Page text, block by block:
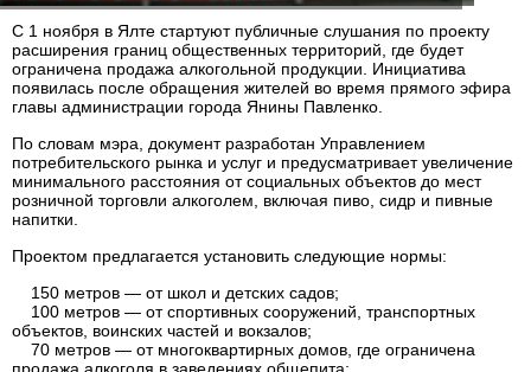
С 1 ноября в Ялте стартуют публичные слушания по проекту
расширения границ общественных территорий, где будет
ограничена продажа алкогольной продукции. Инициатива
появилась после обращения жителей во время прямого эфира
главы администрации города Янины Павленко.
По словам мэра, документ разработан Управлением
потребительского рынка и услуг и предусматривает увеличение
минимального расстояния от социальных объектов до мест
розничной торговли алкоголем, включая пиво, сидр и пивные
напитки.
Проектом предлагается установить следующие нормы:
150 метров — от школ и детских садов;
100 метров — от спортивных сооружений, транспортных
объектов, воинских частей и вокзалов;
70 метров — от многоквартирных домов, где ограничена